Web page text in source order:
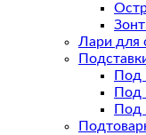
Лари для
Под
Под
Под